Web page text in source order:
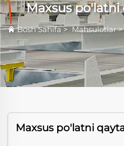
Maxsus po'latni
Bosh Sahifa>Mahsulotlar
Maxsus po'latni